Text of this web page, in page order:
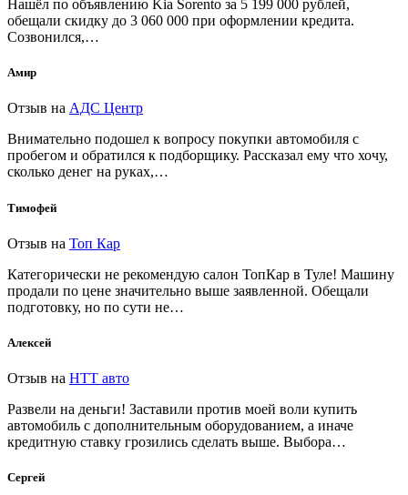
Нашёл по объявлению Kia Sorento за 5 199 000 рублей,
обещали скидку до 3 060 000 при оформлении кредита.
Созвонился,…
Амир
Отзыв на АДС Центр
Внимательно подошел к вопросу покупки автомобиля с
пробегом и обратился к подборщику. Рассказал ему что хочу,
сколько денег на руках,…
Тимофей
Отзыв на Топ Кар
Категорически не рекомендую салон ТопКар в Туле! Машину
продали по цене значительно выше заявленной. Обещали
подготовку, но по сути не…
Алексей
Отзыв на НТТ авто
Развели на деньги! Заставили против моей воли купить
автомобиль с дополнительным оборудованием, а иначе
кредитную ставку грозились сделать выше. Выбора…
Сергей